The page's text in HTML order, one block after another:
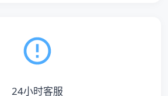
24小时客服